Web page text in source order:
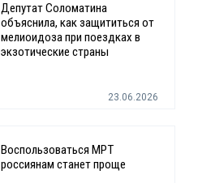
Депутат Соломатина
объяснила, как защититься от
мелиоидоза при поездках в
экзотические страны
23.06.2026
Воспользоваться МРТ
россиянам станет проще